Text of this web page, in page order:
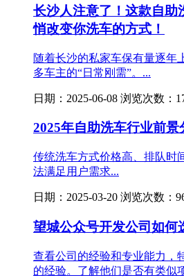
长沙人注意了！这款自助
悄改变你洗车的方式！
随着长沙的私家车保有量逐年
多车主的“日常刚需”。...
日期：2025-06-08 浏览次数：
2025年自助洗车行业前景
传统洗车方式价格高、排队时
法满足用户需求...
日期：2025-03-20 浏览次数：
望城公众号开发公司如何
查看公司的经验和专业能力，
的经验。了解他们是否有类似